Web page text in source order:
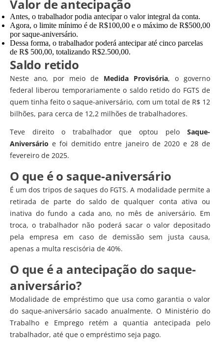
Valor de antecipação
Antes, o trabalhador podia antecipar o valor integral da conta.
Agora, o limite mínimo é de R$100,00 e o máximo de R$500,00
por saque-aniversário.
Dessa forma, o trabalhador poderá antecipar até cinco parcelas
de R$ 500,00, totalizando R$2.500,00.
Saldo retido
Neste ano, por meio de Medida Provisória, o governo
federal liberou temporariamente o saldo retido do FGTS de
quem tinha feito o saque-aniversário, com um total de R$ 12
bilhões, para cerca de 12,2 milhões de trabalhadores.
Teve direito o trabalhador que optou pelo Saque-
Aniversárioe foi demitido entre janeiro de 2020 e 28 de
fevereiro de 2025.
O que é o saque-aniversário
É um dos tripos de saques do FGTS. A modalidade permite a
retirada de parte do saldo de qualquer conta ativa ou
inativa do fundo a cada ano, no mês de aniversário. Em
troca, o trabalhador não poderá sacar o valor depositado
pela empresa em caso de demissão sem justa causa,
apenas a multa rescisória de 40%.
O que é a antecipação do saque-
aniversário?
Modalidade de empréstimo que usa como garantia o valor
do saque-aniversário sacado anualmente. O Ministério do
Trabalho e Emprego retém a quantia antecipada pelo
trabalhador, até que o empréstimo seja pago.